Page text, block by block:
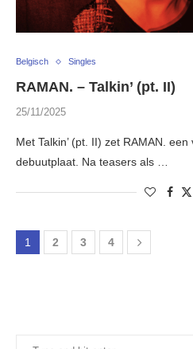
Belgisch Singles
RAMAN. – Talkin’ (pt. II)
25/11/2025
Met Talkin’ (pt. II) zet RAMAN.
debuutplaat. Na teasers als …
1 2 3 4